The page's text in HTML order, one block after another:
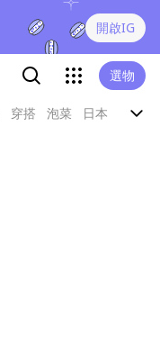
開啟IG
選物
穿搭 泡菜 日本 娛樂